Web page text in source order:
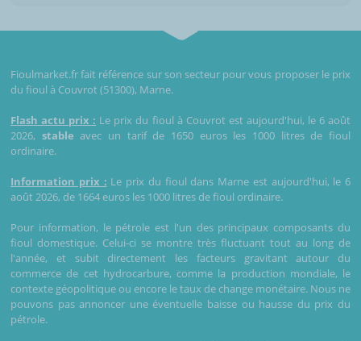
Fioulmarket.fr fait référence sur son secteur pour vous proposer le prix
du fioul à Couvrot (51300), Marne.
Flash actu prix : Le prix du fioul à Couvrot est aujourd'hui, le 6 août
2026, stable avec un tarif de 1650 euros les 1000 litres de fioul
ordinaire.
Information prix : Le prix du fioul dans Marne est aujourd'hui, le 6
août 2026, de 1664 euros les 1000 litres de fioul ordinaire.
Pour information, le pétrole est l'un des principaux composants du
fioul domestique. Celui-ci se montre très fluctuant tout au long de
l'année, et subit directement les facteurs gravitant autour du
commerce de cet hydrocarbure, comme la production mondiale, le
contexte géopolitique ou encore le taux de change monétaire. Nous ne
pouvons pas annoncer une éventuelle baisse ou hausse du prix du
pétrole.